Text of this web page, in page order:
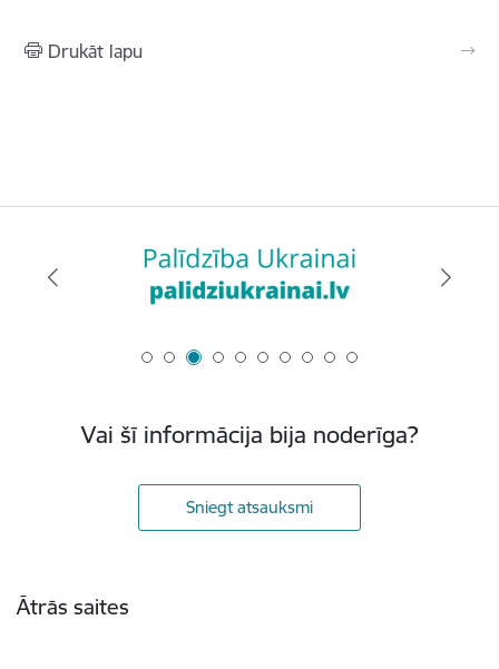
Drukāt lapu
Vai šī informācija bija noderīga?
Sniegt atsauksmi
Ātrās saites